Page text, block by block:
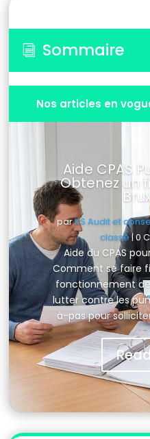
i Sommaire
Nos articles en
Aide CPAS
Obtenez un
parKS Audit et
classé| 0
Aide du CPAS
Comment se faire
fonctionnement
lutter contre les
à-pas pour